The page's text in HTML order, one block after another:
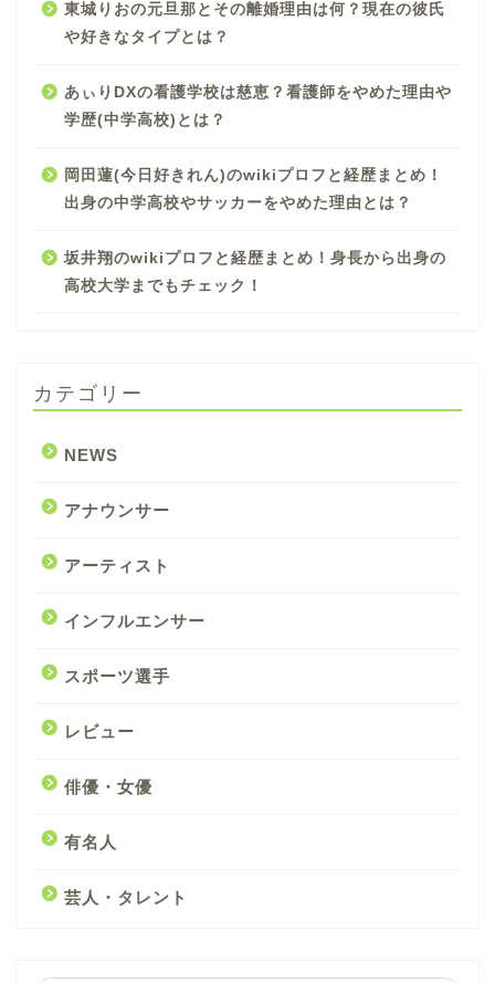
東城りおの元旦那とその離婚理由は何？現在の彼氏
や好きなタイプとは？
あぃりDXの看護学校は慈恵？看護師をやめた理由や
学歴(中学高校)とは？
岡田蓮(今日好きれん)のwikiプロフと経歴まとめ！
出身の中学高校やサッカーをやめた理由とは？
坂井翔のwikiプロフと経歴まとめ！身長から出身の
高校大学までもチェック！
カテゴリー
NEWS
アナウンサー
アーティスト
インフルエンサー
スポーツ選手
レビュー
俳優・女優
有名人
芸人・タレント